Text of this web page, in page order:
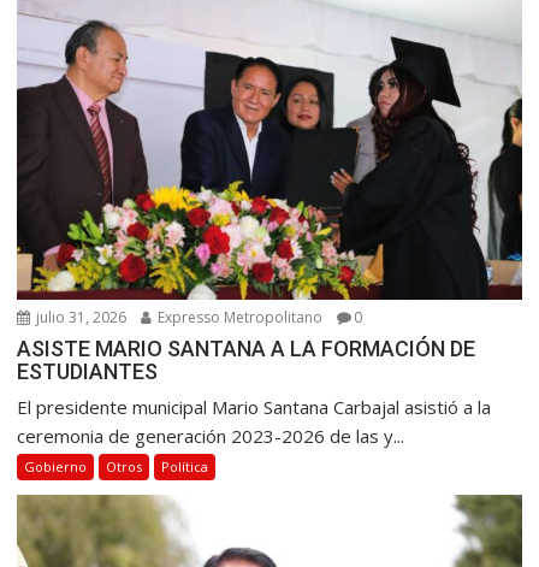
julio 31, 2026 Expresso Metropolitano 0
ASISTE MARIO SANTANA A LA FORMACIÓN DE
ESTUDIANTES
El presidente municipal Mario Santana Carbajal asistió a la
ceremonia de generación 2023-2026 de las y...
Gobierno Otros Política